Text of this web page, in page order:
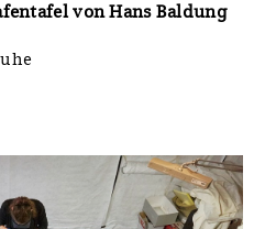
von Hans Baldung